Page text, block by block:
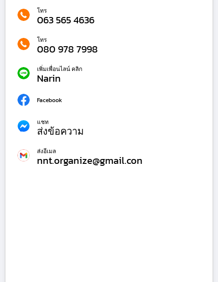
โทร
063 565 4636
โทร
080 978 7998
เพิ่มเพื่อนไลน์ คลิก
Narin
Facebook
แชท
ส่งข้อความ
ส่งอีเมล
nnt.organize@gmail.con